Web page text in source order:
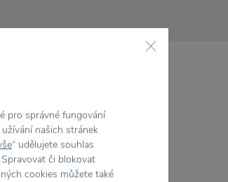
pro správné fungování
našich stránek
“ udělujete souhlas
či blokovat
cookies můžete také